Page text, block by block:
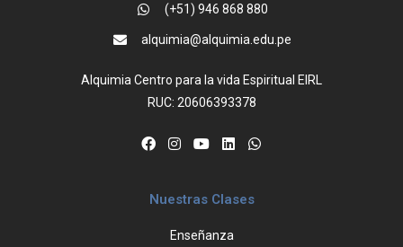
(+51) 946 868 880
alquimia@alquimia.edu.pe
Alquimia Centro para la vida Espiritual EIRL
RUC: 20606393378
Nuestras Clases
Enseñanza